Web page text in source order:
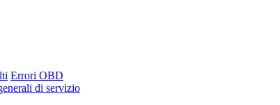
Errori OBD
di servizio